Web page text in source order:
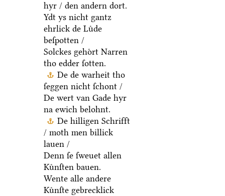
hyr / den andern dort.
Ydt ys nicht gantz
ehrlick de Luͤde
beſpotten /
Solckes gehoͤrt Narren
tho edder ſotten.
De de warheit tho
ſeggen nicht ſchont /
De wert van Gade hyr
na ewich belohnt.
De hilligen Schrifft
/ moth men billick
lauen /
Denn ſe ſweuet allen
Kuͤnſten bauen.
Wente alle andere
Kuͤnſte gebrecklick